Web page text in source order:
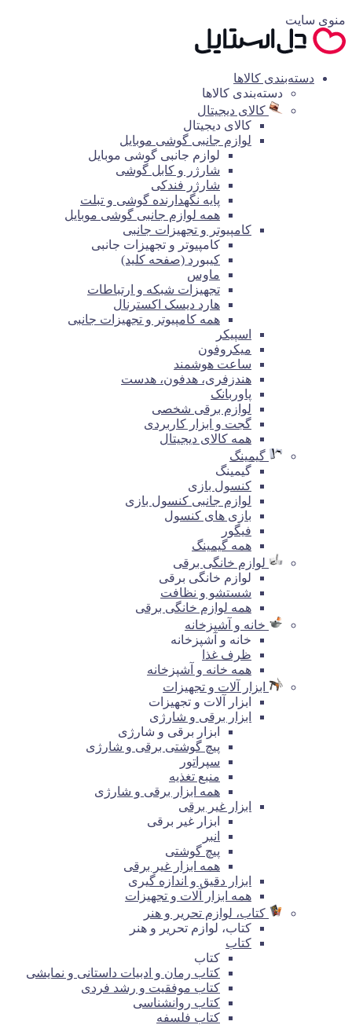
منوی سایت
دسته‌بندی کالاها
دسته‌بندی کالاها
کالای دیجیتال
کالای دیجیتال
لوازم جانبی گوشی موبایل
لوازم جانبی گوشی موبایل
شارژر و کابل گوشی
شارژر فندکی
پایه نگهدارنده گوشی و تبلت
همه لوازم جانبی گوشی موبایل
کامپیوتر و تجهیزات جانبی
کامپیوتر و تجهیزات جانبی
کیبورد (صفحه کلید)
ماوس
تجهیزات شبکه و ارتباطات
هارد دیسک اکسترنال
همه کامپیوتر و تجهیزات جانبی
اسپیکر
میکروفون
ساعت هوشمند
هندزفری، هدفون، هدست
پاوربانک
لوازم برقی شخصی
گجت و ابزار کاربردی
همه کالای دیجیتال
گیمینگ
گیمینگ
کنسول بازی
لوازم جانبی کنسول بازی
بازی های کنسول
فیگور
همه گیمینگ
لوازم خانگی برقی
لوازم خانگی برقی
شستشو و نظافت
همه لوازم خانگی برقی
خانه و آشپزخانه
خانه و آشپزخانه
ظرف غذا
همه خانه و آشپزخانه
ابزار آلات و تجهیزات
ابزار آلات و تجهیزات
ابزار برقی و شارژی
ابزار برقی و شارژی
پیچ گوشتی برقی و شارژی
سپراتور
منبع تغذیه
همه ابزار برقی و شارژی
ابزار غیر برقی
ابزار غیر برقی
انبر
پیچ گوشتی
همه ابزار غیر برقی
ابزار دقیق و اندازه گیری
همه ابزار آلات و تجهیزات
کتاب، لوازم تحریر و هنر
کتاب، لوازم تحریر و هنر
کتاب
کتاب
کتاب رمان و ادبیات داستانی و نمایشی
کتاب موفقیت و رشد فردی
کتاب روانشناسی
کتاب فلسفه